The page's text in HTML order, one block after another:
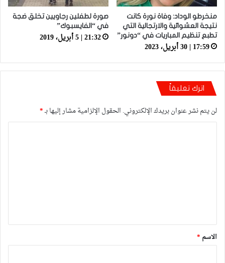
منخرطو الوداد: وفاة نورة كانت
نتيجة العشوائية والارتجالية التي
تطبع تنظيم المباريات في “دونور”
17:59 | 30 أبريل، 2023
صورة لطفلين رجاويين تخلق ضجة
في “الفايسبوك”
21:32 | 5 أبريل، 2019
اترك تعليقاً
لن يتم نشر عنوان بريدك الإلكتروني. الحقول الإلزامية مشار إليها بـ*
*
الاسم *